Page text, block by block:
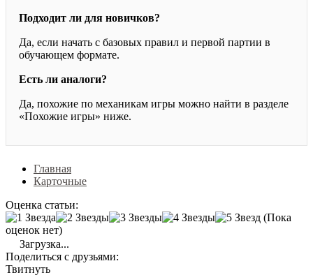
Подходит ли для новичков?
Да, если начать с базовых правил и первой партии в
обучающем формате.
Есть ли аналоги?
Да, похожие по механикам игры можно найти в разделе
«Похожие игры» ниже.
Главная
Карточные
Оценка статьи:
(Пока
оценок нет)
Загрузка...
Поделиться с друзьями:
Твитнуть